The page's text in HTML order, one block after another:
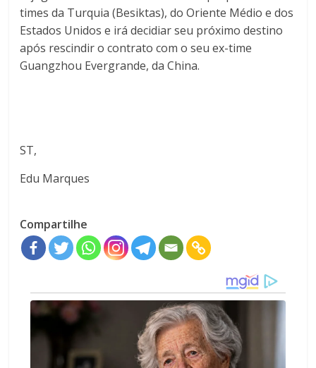
times da Turquia (Besiktas), do Oriente Médio e dos
Estados Unidos e irá decidiar seu próximo destino
após rescindir o contrato com o seu ex-time
Guangzhou Evergrande, da China.
ST,
Edu Marques
Compartilhe